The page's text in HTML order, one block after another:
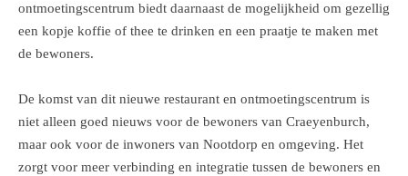
ontmoetingscentrum biedt daarnaast de mogelijkheid om gezellig
een kopje koffie of thee te drinken en een praatje te maken met
de bewoners.
De komst van dit nieuwe restaurant en ontmoetingscentrum is
niet alleen goed nieuws voor de bewoners van Craeyenburch,
maar ook voor de inwoners van Nootdorp en omgeving. Het
zorgt voor meer verbinding en integratie tussen de bewoners en